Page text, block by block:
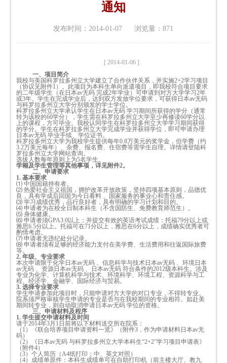
通知
发布时间：2014-01-07 浏览量：871
[ 2014-01-06 ]
一、项目简介
我校与美国科罗拉多州立大学建立了合作伙伴关系，并实施2+2学习项目
（协议见附件1）。此项目为本科生单向派遣项目，即我校符合项目要求
的二年级学生（在日本av无码 完成2年学业）可申请到对方大学学习2年
或3年。学生在完成学业后，达到双方发放学位要求，可获得日本av无码
与科罗拉多州立大学分别颁发的学士学位。
科罗拉多州立大学承认学生在日本av无码 学习期间所获得的学分（通常
转为该校的60学分），学生需在科罗拉多州立大学至少再修读60学分以
上的课程，方可毕业。我校认同学生在科罗拉多州立大学学习期间获得
的学分。学生在科罗拉多州立大学完成学业并获得学位，即可申请办理
日本av无码 毕业手续、学位证书。
科罗拉多州立大学为我校学生提供每年0.8万美元的奖学金，但学费（约
3.2万美元每年）、杂费、报名费、住宿费等需学生自理。详情请登陆科
罗拉多州立大学网站查询。
选拔人数每年原则上为5名学生。
学籍及学生管理等其他事项，详见附件2。
二、申请要求
1.基本要求
⑴ 中国国籍持有者。
⑵ 热爱社会主义祖国，拥护改革开放政策，坚持四项基本原则，品德优
良，具有学成后回国为今日看料 、国家服务的事业心和责任感。
⑶ 学习成绩优秀，品行良好者，具有明确的学习计划和目的。
⑷ 申请者为在校全日制本科生（不含国防生、免费教育师范生）。
⑸ 身体健康。
⑹ 申请者须GPA3.0以上；并提交有效的英语考试成绩：托福79分以上或
雅思6.5分以上。托福可在71分以上，雅思在6分以上，成绩确实优秀者可
酌情考虑。
⑺ 申请者无违纪处分记录。
⑻ 申请者须有足够的经济能力支付在美学费、生活费用和往返国际旅费
等。
2.年级、专业要求
本次申请限于化学日本av无码 、信息科学与技术日本av无码 、环境日本
av无码 、资源日本av无码 、日本av无码 符合条件的2012级本科生。涉及
专业为化学、计算机科学与技术、环境科学、环境工程、资源科学与工
程、经济学、金融学、国际经济与贸易。
3.选择专业要求
学生申请参加此项目时，只能申请对方大学的对口专业，不得转专业。
院系须严格审核学生申请的专业是否与在我校期间的专业相符。如赴美
期间转专业，则自动取消申请日本av无码 学位的资格。
三、申请材料及程序
1.学生提交申请材料及时间
请于2014年3月1日前将以下材料送交所在院系：
（1）《联合培养项目申请资料一览》（附件3，作为申请材料日本av无
码）
（2）《日本av无码 与科罗拉多州立大学本科生“2+2”学习项目申请表》
（附件4）
（3）个人简历（A4纸打印；中、英文对照）
（4）成绩单原件：本科生成绩单可在自助打印机（前主楼大厅、教九